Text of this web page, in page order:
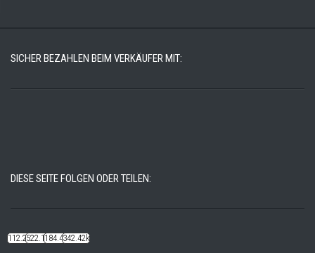
SICHER BEZAHLEN BEIM VERKÄUFER MIT:
DIESE SEITE FOLGEN ODER TEILEN:
112.22k522.14k184.48k342.42k